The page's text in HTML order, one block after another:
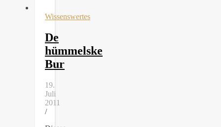
Wissenswertes
De
hümmelske
Bur
19.
Juli
2011
/